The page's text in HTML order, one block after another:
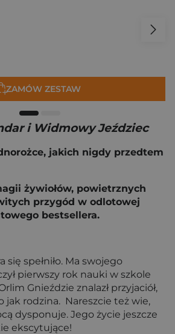
ZAMÓW ZESTAW
i Widmowy Jeździec
jakich nigdy przedtem
żywiołów, powietrznych
przygód w odlotowej
bestsellera.
się spełniło. Ma swojego
pierwszy rok nauki w szkole
Gnieździe znalazł przyjaciół,
jak rodzina. Nareszcie też wie,
dysponuje. Jego życie jeszcze
ekscytujące!